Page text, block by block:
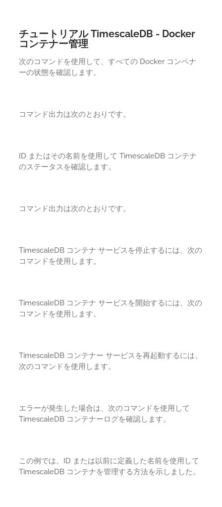
チュートリアル TimescaleDB - Docker
コンテナー管理
次のコマンドを使用して、すべての Docker コンペナ
ーの状態を確認します。
コマンド出力は次のとおりです。
ID またはその名前を使用して TimescaleDB コンテナ
のステータスを確認します。
コマンド出力は次のとおりです。
TimescaleDB コンテナ サービスを停止するには、次の
コマンドを使用します。
TimescaleDB コンテナ サービスを開始するには、次の
コマンドを使用します。
TimescaleDB コンテナー サービスを再起動するには、
次のコマンドを使用します。
エラーが発生した場合は、次のコマンドを使用して
TimescaleDB コンテナーログを確認します。
この例では、ID または以前に定義した名前を使用して
TimescaleDB コンテナを管理する方法を示しました。